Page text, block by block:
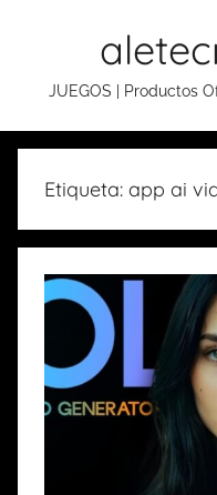
JUEGOS | Productos
Etiqueta: app ai